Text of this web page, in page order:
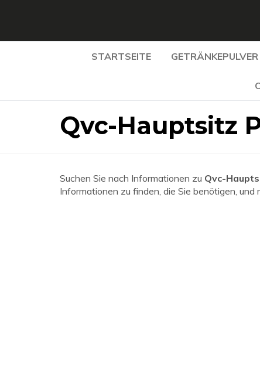
STARTSEITE GETRÄNKEPULVER
Qvc-Hauptsitz
Suchen Sie nach Informationen zu Qvc-
Informationen zu finden, die Sie benötigen, und